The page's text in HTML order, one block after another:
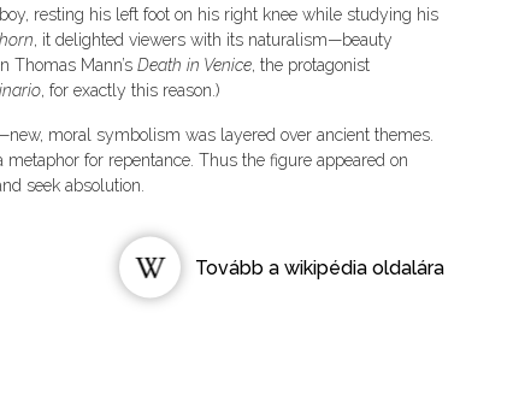
resting his left foot on his right knee while studying his
, it delighted viewers with its naturalism—beauty
Thomas Mann’s Death in Venice, the protagonist
, for exactly this reason.)
moral symbolism was layered over ancient themes.
for repentance. Thus the figure appeared on
seek absolution.
Tovább a wikipédia oldalára